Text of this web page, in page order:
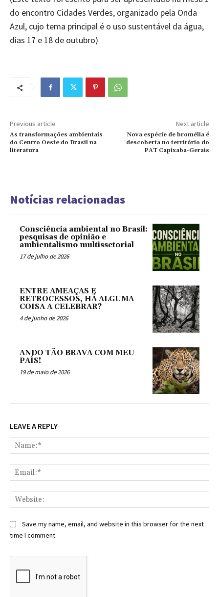
do encontro Cidades Verdes, organizado pela Onda
Azul, cujo tema principal é o uso sustentável da água,
dias 17 e 18 de outubro)
Previous article
As transformações ambientais
do Centro Oeste do Brasil na
literatura
Next article
Nova espécie de bromélia é
descoberta no território do
PAT Capixaba-Gerais
Notícias relacionadas
Consciência ambiental no Brasil:
pesquisas de opinião e
ambientalismo multissetorial
17 de julho de 2026
ENTRE AMEAÇAS E
RETROCESSOS, HÁ ALGUMA
COISA A CELEBRAR?
4 de junho de 2026
ANDO TÃO BRAVA COM MEU
PAÍS!
19 de maio de 2026
LEAVE A REPLY
Save my name, email, and website in this browser for the next
time I comment.